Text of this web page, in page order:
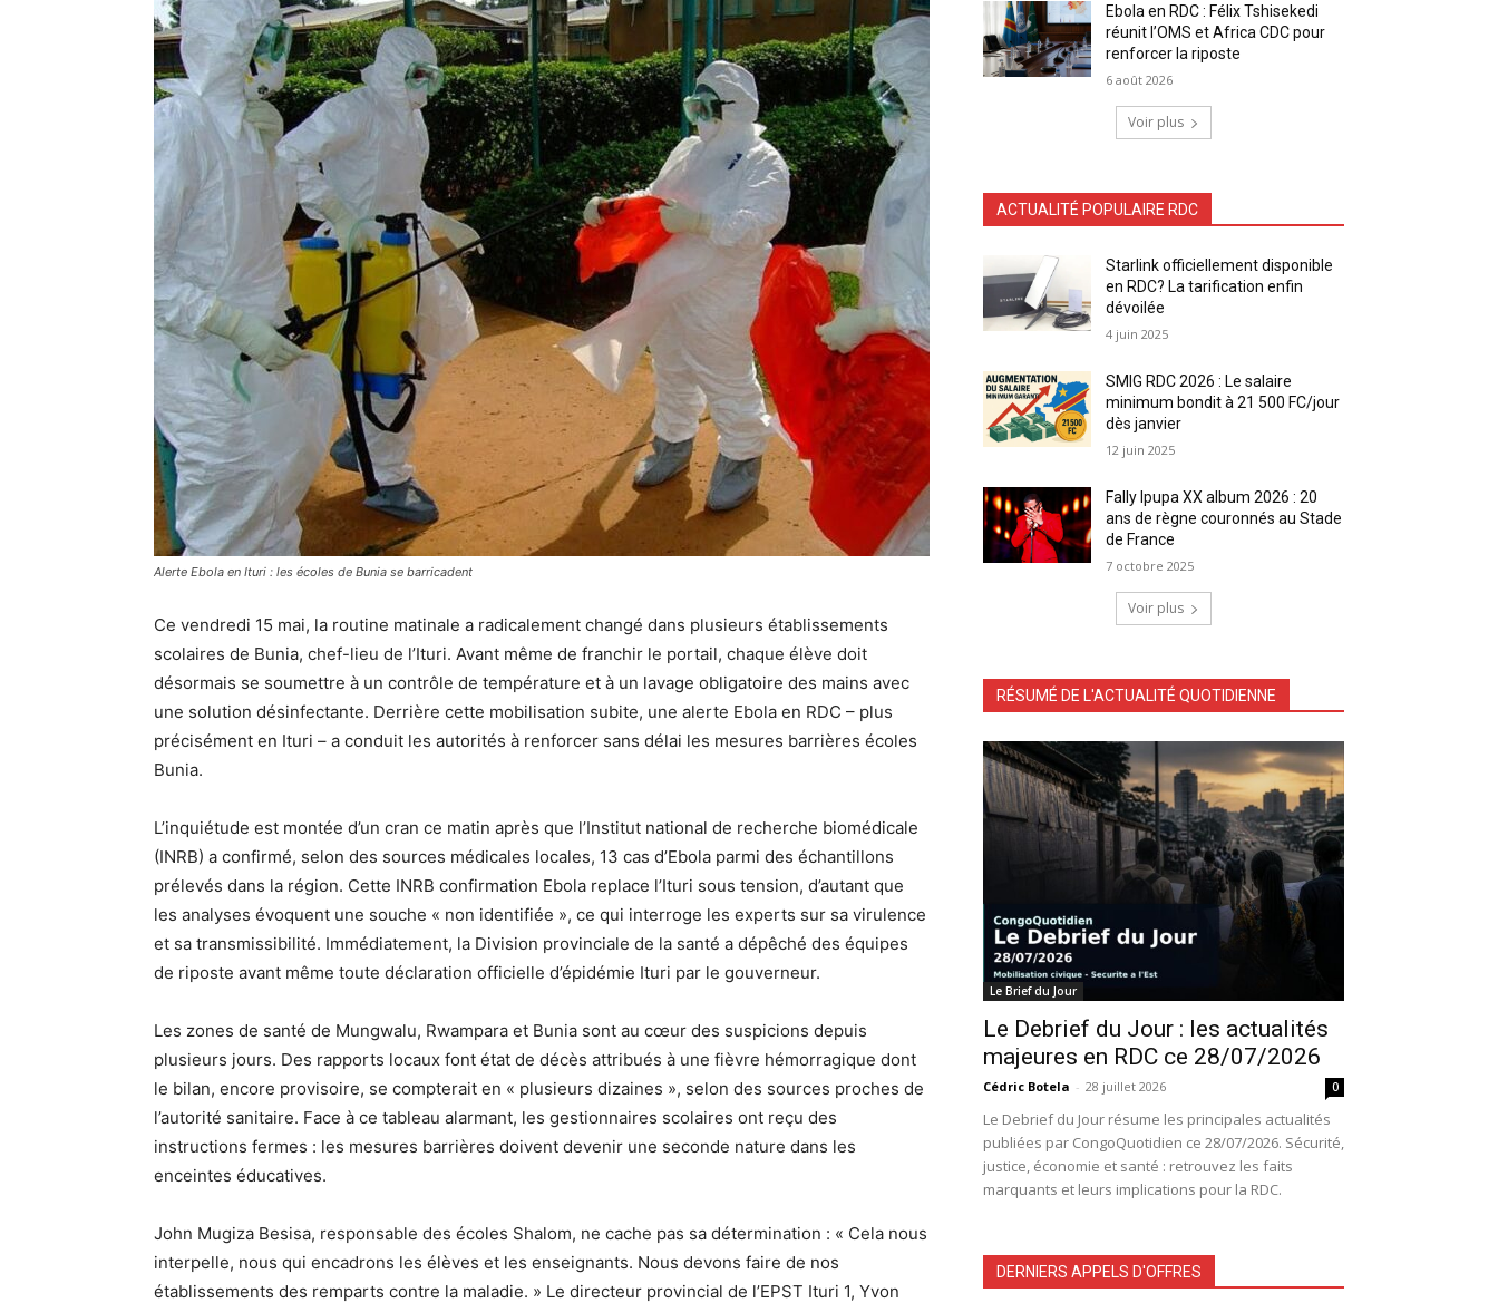
Alerte Ebola en Ituri : les écoles de Bunia se barricadent
Ce vendredi 15 mai, la routine matinale a radicalement changé dans plusieurs établissements
scolaires de Bunia, chef-lieu de l’Ituri. Avant même de franchir le portail, chaque élève doit
désormais se soumettre à un contrôle de température et à un lavage obligatoire des mains avec
une solution désinfectante. Derrière cette mobilisation subite, une alerte Ebola en RDC – plus
précisément en Ituri – a conduit les autorités à renforcer sans délai les mesures barrières écoles
Bunia.
L’inquiétude est montée d’un cran ce matin après que l’Institut national de recherche biomédicale
(INRB) a confirmé, selon des sources médicales locales, 13 cas d’Ebola parmi des échantillons
prélevés dans la région. Cette INRB confirmation Ebola replace l’Ituri sous tension, d’autant que
les analyses évoquent une souche « non identifiée », ce qui interroge les experts sur sa virulence
et sa transmissibilité. Immédiatement, la Division provinciale de la santé a dépêché des équipes
de riposte avant même toute déclaration officielle d’épidémie Ituri par le gouverneur.
Les zones de santé de Mungwalu, Rwampara et Bunia sont au cœur des suspicions depuis
plusieurs jours. Des rapports locaux font état de décès attribués à une fièvre hémorragique dont
le bilan, encore provisoire, se compterait en « plusieurs dizaines », selon des sources proches de
l’autorité sanitaire. Face à ce tableau alarmant, les gestionnaires scolaires ont reçu des
instructions fermes : les mesures barrières doivent devenir une seconde nature dans les
enceintes éducatives.
John Mugiza Besisa, responsable des écoles Shalom, ne cache pas sa détermination : « Cela nous
interpelle, nous qui encadrons les élèves et les enseignants. Nous devons faire de nos
établissements des remparts contre la maladie. » Le directeur provincial de l’EPST Ituri 1, Yvon
Ebola en RDC : Félix Tshisekedi
réunit l’OMS et Africa CDC pour
renforcer la riposte
6 août 2026
Voir plus
ACTUALITÉ POPULAIRE RDC
Starlink officiellement disponible
en RDC? La tarification enfin
dévoilée
4 juin 2025
SMIG RDC 2026 : Le salaire
minimum bondit à 21 500 FC/jour
dès janvier
12 juin 2025
Fally Ipupa XX album 2026 : 20
ans de règne couronnés au Stade
de France
7 octobre 2025
Voir plus
RÉSUMÉ DE L'ACTUALITÉ QUOTIDIENNE
Le Brief du Jour
Le Debrief du Jour : les actualités
majeures en RDC ce 28/07/2026
Cédric Botela - 28 juillet 2026 0
Le Debrief du Jour résume les principales actualités
publiées par CongoQuotidien ce 28/07/2026. Sécurité,
justice, économie et santé : retrouvez les faits
marquants et leurs implications pour la RDC.
DERNIERS APPELS D'OFFRES